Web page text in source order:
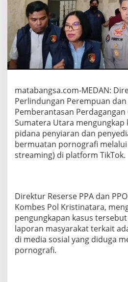
e
T
i
k
T
o
k
r
m
u
a
t
a
n
P
g
r
a
f
i
,
matabangsa.com-MEDAN:
Perlindungan Perempuan dan
Pemberantasan Perdagangan
Sumatera Utara mengungkap
pidana penyiaran dan
bermuatan pornografi
streaming) di platform TikTok.
Direktur Reserse PPA dan
Kombes Pol Kristinatara,
pengungkapan kasus
laporan masyarakat terkait
di media sosial yang diduga
pornografi.